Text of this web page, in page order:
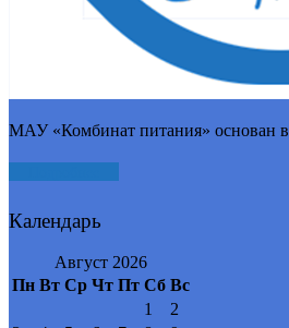
МАУ «Комбинат питания» основан в
Календарь
Август 2026
Пн Вт Ср Чт Пт Сб Вс
1
2